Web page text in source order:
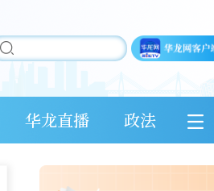
华龙直播 政法